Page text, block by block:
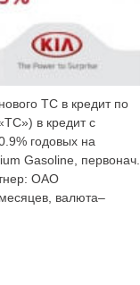
ТС в кредит по
в кредит с
годовых на
Gasoline, первонач.
ОАО
валюта–